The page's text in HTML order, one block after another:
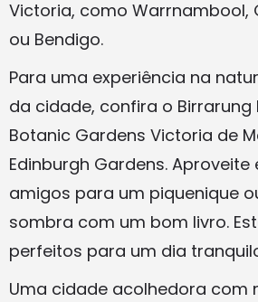
Victoria, como Warrnambool,
ou Bendigo.
Para uma experiência na
da cidade, confira o Birrarung
Botanic Gardens Victoria de
Edinburgh Gardens. Aproveite
amigos para um piquenique
sombra com um bom livro.
perfeitos para um dia
Uma cidade acolhedora com